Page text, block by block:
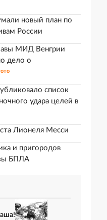
новый план по
России
МИД Венгрии
дело о
список
удара целей в
Лионеля Месси
и пригородов
БПЛА